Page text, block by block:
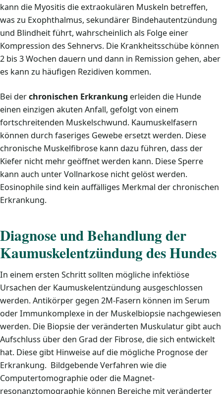
kann die Myositis die extraokulären Muskeln betreffen,
was zu Exophthalmus, sekundärer Bindehautentzündung
und Blindheit führt, wahrscheinlich als Folge einer
Kompression des Sehnervs. Die Krankheitsschübe können
2 bis 3 Wochen dauern und dann in Remission gehen, aber
es kann zu häufigen Rezidiven kommen.
Bei derchronischen Erkrankung erleiden die Hunde
einen einzigen akuten Anfall, gefolgt von einem
fortschreitenden Muskelschwund. Kaumuskelfasern
können durch faseriges Gewebe ersetzt werden. Diese
chronische Muskelfibrose kann dazu führen, dass der
Kiefer nicht mehr geöffnet werden kann. Diese Sperre
kann auch unter Vollnarkose nicht gelöst werden.
Eosinophile sind kein auffälliges Merkmal der chronischen
Erkrankung.
Diagnose und Behandlung der
Kaumuskelentzündung des Hundes
In einem ersten Schritt sollten mögliche infektiöse
Ursachen der Kaumuskelentzündung ausgeschlossen
werden. Antikörper gegen 2M-Fasern können im Serum
oder Immunkomplexe in der Muskelbiopsie nachgewiesen
werden. Die Biopsie der veränderten Muskulatur gibt auch
Aufschluss über den Grad der Fibrose, die sich entwickelt
hat. Diese gibt Hinweise auf die mögliche Prognose der
Erkrankung. Bildgebende Verfahren wie die
Computertomographie oder die Magnet-
resonanztomographie können Bereiche mit veränderter